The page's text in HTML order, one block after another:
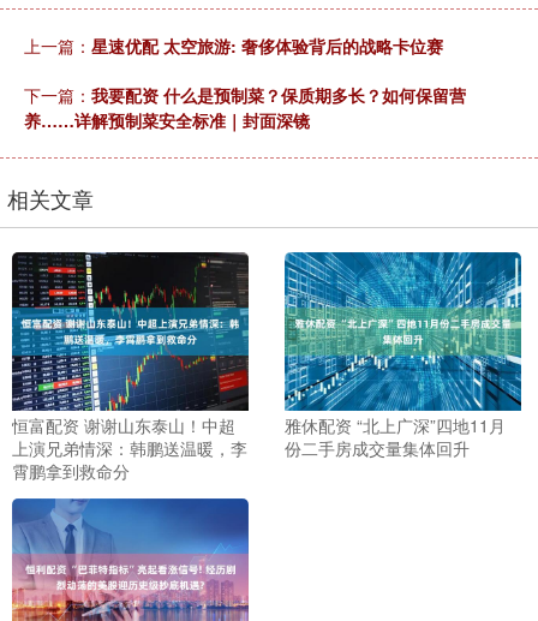
上一篇： 星速优配 太空旅游: 奢侈体验背后的战略卡位赛
下一篇： 我要配资 什么是预制菜？保质期多长？如何保留营
养……详解预制菜安全标准｜封面深镜
相关文章
恒富配资 谢谢山东泰山！中超
上演兄弟情深：韩鹏送温暖，李
霄鹏拿到救命分
雅休配资 “北上广深”四地11月
份二手房成交量集体回升